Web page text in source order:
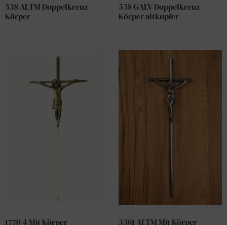
538 ALTM Doppelkreuz
Körper
538 GALV Doppelkreuz
Körper altkupfer
1770-4 Mit Körper 3301 ALTM Mit Körper